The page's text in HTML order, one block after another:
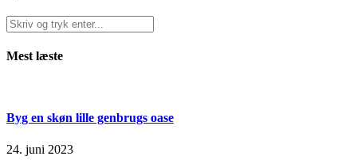
Mest læste
Byg en skøn lille genbrugs oase
24. juni 2023